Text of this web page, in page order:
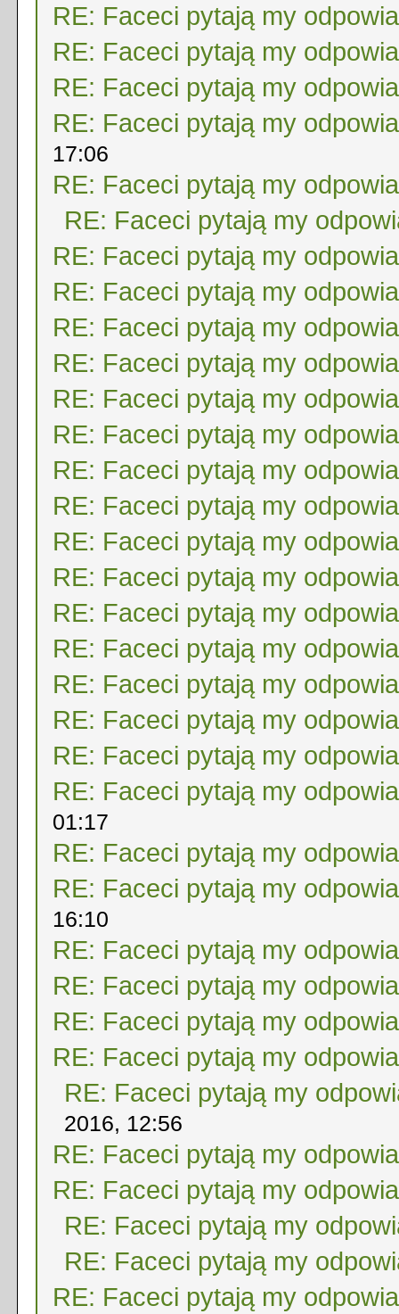
RE: Faceci pytają my
RE: Faceci pytają my
RE: Faceci pytają my
RE: Faceci pytają my
17:06
RE: Faceci pytają my
RE: Faceci pytają my
RE: Faceci pytają my
RE: Faceci pytają my
RE: Faceci pytają my
RE: Faceci pytają my
RE: Faceci pytają my
RE: Faceci pytają my
RE: Faceci pytają my
RE: Faceci pytają my
RE: Faceci pytają my
RE: Faceci pytają my
RE: Faceci pytają my
RE: Faceci pytają my
RE: Faceci pytają my
RE: Faceci pytają my
RE: Faceci pytają my
RE: Faceci pytają my
01:17
RE: Faceci pytają my
RE: Faceci pytają my
16:10
RE: Faceci pytają my
RE: Faceci pytają my
RE: Faceci pytają my
RE: Faceci pytają my
RE: Faceci pytają my
2016, 12:56
RE: Faceci pytają my
RE: Faceci pytają my
RE: Faceci pytają my
RE: Faceci pytają my
RE: Faceci pytają my